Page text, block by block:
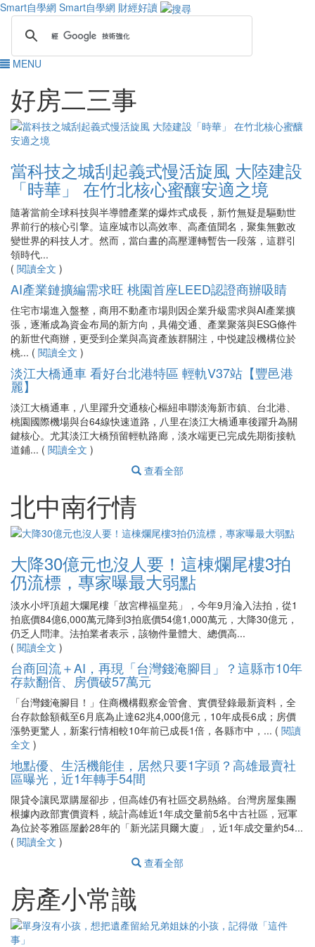
Smart自學網 Smart自學網 財經好讀
MENU
好房二三事
當科技之城刮起義式慢活旋風 大陸建設
「時華」 在竹北核心蜜釀安適之境
隨著當前全球科技與半導體產業的爆炸式成長，新竹無疑是驅動世
界前行的核心引擎。這座城市以高效率、高產值聞名，聚集無數改
變世界的科技人才。然而，當白晝的高壓運轉暫告一段落，這群引
領時代...
( 閱讀全文 )
AI產業鏈擴編需求旺 桃園首座LEED認證商辦吸睛
住宅市場進入盤整，商用不動產市場則因企業升級需求與AI產業擴
張，逐漸成為資金布局的新方向，具備交通、產業聚落與ESG條件
的新世代商辦，更受到企業與高資產族群關注，中悦建設機構位於
桃... ( 閱讀全文 )
淡江大橋通車 看好台北港特區 輕軌V37站【豐邑港
麗】
淡江大橋通車，八里躍升交通核心樞紐串聯淡海新市鎮、台北港、
桃園國際機場與台64線快速道路，八里在淡江大橋通車後躍升為關
鍵核心。尤其淡江大橋預留輕軌路廊，淡水端更已完成先期銜接軌
道鋪... ( 閱讀全文 )
查看全部
北中南行情
大降30億元也沒人要！這棟爛尾樓3拍
仍流標，專家曝最大弱點
淡水小坪頂超大爛尾樓「故宮樺福皇苑」，今年9月淪入法拍，從1
拍底價84億6,000萬元降到3拍底價54億1,000萬元，大降30億元，
仍乏人問津。法拍業者表示，該物件量體大、總價高...
( 閱讀全文 )
台商回流＋AI，再現「台灣錢淹腳目」？這縣市10年
存款翻倍、房價破57萬元
「台灣錢淹腳目！」住商機構觀察金管會、實價登錄最新資料，全
台存款餘額截至6月底為止達62兆4,000億元，10年成長6成；房價
漲勢更驚人，新案行情相較10年前已成長1倍，各縣市中，... ( 閱讀
全文 )
地點優、生活機能佳，居然只要1字頭？高雄最賣社
區曝光，近1年轉手54間
限貸令讓民眾購屋卻步，但高雄仍有社區交易熱絡。台灣房屋集團
根據內政部實價資料，統計高雄近1年成交量前5名中古社區，冠軍
為位於苓雅區屋齡28年的「新光諾貝爾大廈」，近1年成交量約54...
( 閱讀全文 )
查看全部
房產小常識